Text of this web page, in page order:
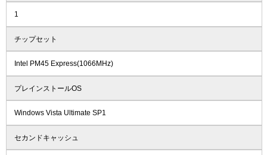
1
チップセット
Intel PM45 Express(1066MHz)
プレインストールOS
Windows Vista Ultimate SP1
セカンドキャッシュ